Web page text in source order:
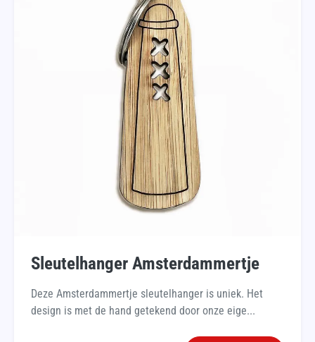
Sleutelhanger Amsterdammertje
Deze Amsterdammertje sleutelhanger is uniek. Het
design is met de hand getekend door onze eige...